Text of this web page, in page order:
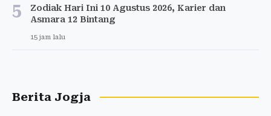
5
Zodiak Hari Ini 10 Agustus 2026, Karier dan
Asmara 12 Bintang
15 jam lalu
Berita Jogja